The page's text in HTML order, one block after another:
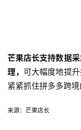
芒果店长支持数据
理，可大幅度地提
紧紧抓住拼多多跨境
来源：芒果店长